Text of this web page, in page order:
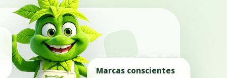
Marcas conscientes